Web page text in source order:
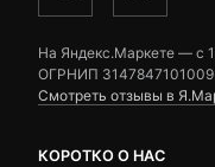
На Яндекс.Маркете — c
ОГРНИП
Смотреть отзывы в
КОРОТКО О НАС